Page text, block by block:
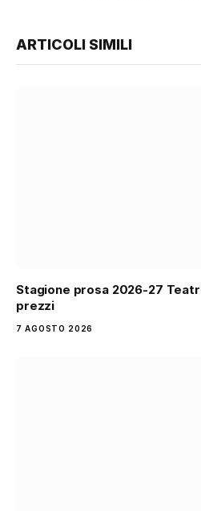
ARTICOLI SIMILI
Stagione prosa 2026-27
prezzi
7 AGOSTO 2026